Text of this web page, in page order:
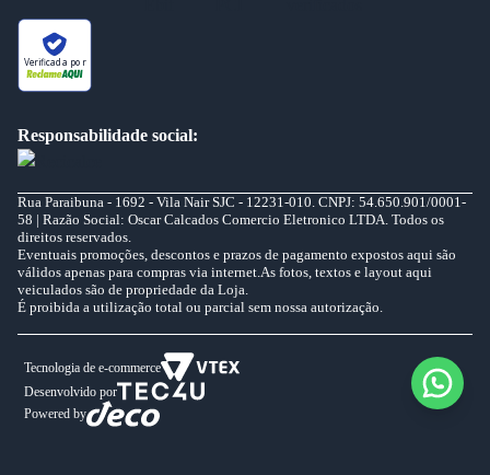
Verificada por
Responsabilidade social:
Rua Paraibuna - 1692 - Vila Nair SJC - 12231-010. CNPJ: 54.650.901/0001-
58 | Razão Social: Oscar Calcados Comercio Eletronico LTDA. Todos os
direitos reservados.
Eventuais promoções, descontos e prazos de pagamento expostos aqui são
válidos apenas para compras via internet.As fotos, textos e layout aqui
veiculados são de propriedade da Loja.
É proibida a utilização total ou parcial sem nossa autorização.
Tecnologia de e-commerce
Desenvolvido por
Powered by